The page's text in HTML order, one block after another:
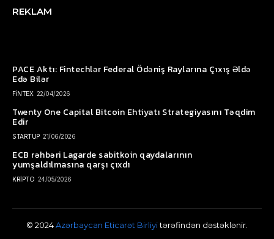
REKLAM
PACE Aktı: Fintechlər Federal Ödəniş Raylarına Çıxış Əldə
Edə Bilər
FİNTEX 22/04/2026
Twenty One Capital Bitcoin Ehtiyatı Strategiyasını Təqdim
Edir
STARTUP 21/06/2026
ECB rəhbəri Lagarde sabitkoin qaydalarının
yumşaldılmasına qarşı çıxdı
KRİPTO 24/05/2026
© 2024Azərbaycan Eticarət Birliyitərəfindən dəstəklənir.